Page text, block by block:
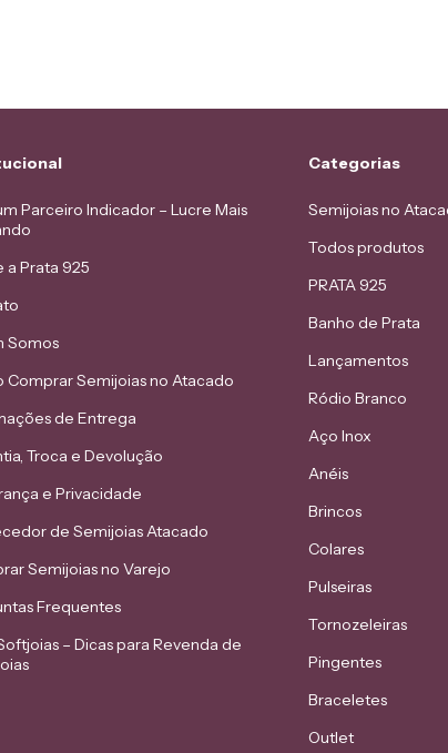
Parceiro Indicador – Lucre Mais
a Prata 925
Somos
Comprar Semijoias no Atacado
de Entrega
Troca e Devolução
e Privacidade
de Semijoias Atacado
Semijoias no Varejo
Frequentes
– Dicas para Revenda de
Categorias
Semijoias no
Todos produtos
PRATA 925
Banho de Prata
Lançamentos
Ródio Branco
Aço Inox
Anéis
Brincos
Colares
Pulseiras
Tornozeleiras
Pingentes
Braceletes
Outlet